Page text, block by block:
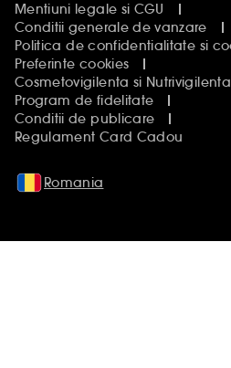
Mentiuni legale si CGU
Conditii generale de vanzare
Politica de confidentialitate si
Preferinte cookies
Cosmetovigilenta si Nutrivigilenta
Program de fidelitate
Conditii de publicare
Regulament Card Cadou
Romania